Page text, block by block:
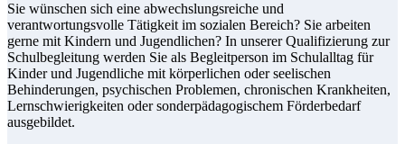
Sie wünschen sich eine abwechslungsreiche und
verantwortungsvolle Tätigkeit im sozialen Bereich? Sie arbeiten
gerne mit Kindern und Jugendlichen? In unserer Qualifizierung zur
Schulbegleitung werden Sie als Begleitperson im Schulalltag für
Kinder und Jugendliche mit körperlichen oder seelischen
Behinderungen, psychischen Problemen, chronischen Krankheiten,
Lernschwierigkeiten oder sonderpädagogischem Förderbedarf
ausgebildet.